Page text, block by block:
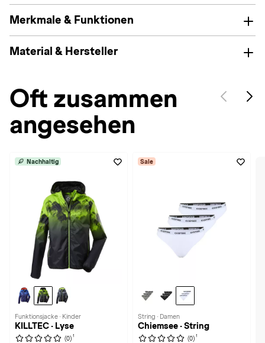
Merkmale & Funktionen
Material & Hersteller
Oft zusammen
angesehen
Nachhaltig
Funktionsjacke · Kinder
KILLTEC · Lyse
(0) 1
Sale
String · Damen
Chiemsee · String
(0) 1